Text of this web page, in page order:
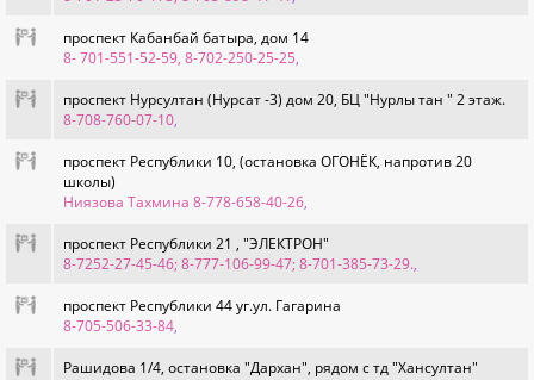
проспект Кабанбай батыра, дом 14
8- 701-551-52-59, 8-702-250-25-25,
проспект Нурсултан (Нурсат -3) дом 20, БЦ "Нурлы тан " 2 этаж.
8-708-760-07-10,
проспект Республики 10, (остановка ОГОНЁК, напротив 20
школы)
Ниязова Тахмина 8-778-658-40-26,
проспект Республики 21 , "ЭЛЕКТРОН"
8-7252-27-45-46; 8-777-106-99-47; 8-701-385-73-29.,
проспект Республики 44 уг.ул. Гагарина
8-705-506-33-84,
Рашидова 1/4, остановка "Дархан", рядом с тд "Хансултан"